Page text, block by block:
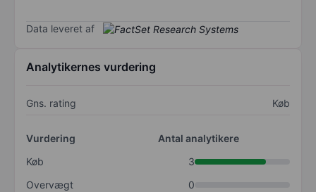
Data leveret af
Analytikernes vurdering
Gns. rating Køb
Vurdering
Antal analytikere
Køb
3
Overvægt
0